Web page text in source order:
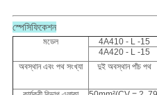
স্পেসিফিকেশন
মডেল 4A410 - L -15
4A420 - L -15
অবস্থান এবং পথ সংখ্যা
দুই অবস্থান পাঁচ পথ